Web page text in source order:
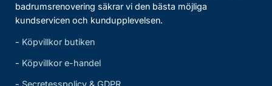
badrumsrenovering säkrar vi den bästa möjliga
kundservicen och kundupplevelsen.
- Köpvillkor butiken
- Köpvillkor e-handel
- Secretesspolicy & GDPR